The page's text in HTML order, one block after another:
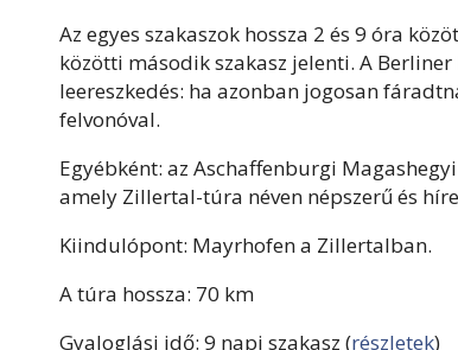
Az egyes szakaszok hossza 2 és 9 óra
közötti második szakasz jelenti. A
leereszkedés: ha azonban jogosan
felvonóval.
Egyébként: az Aschaffenburgi
amely Zillertal-túra néven népszerű és
Kiindulópont: Mayrhofen a Zillertalban.
A túra hossza: 70 km
Gyaloglási idő: 9 napi szakasz (részletek)